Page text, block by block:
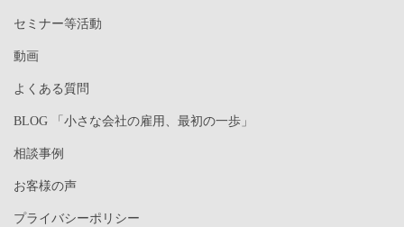
セミナー等活動
動画
よくある質問
BLOG 「小さな会社の雇用、最初の一歩」
相談事例
お客様の声
プライバシーポリシー